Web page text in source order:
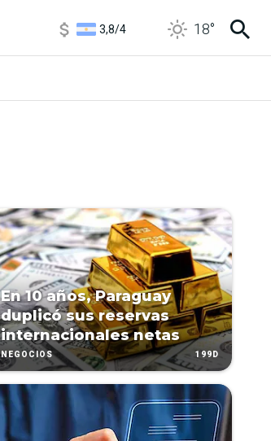
3,8/4
18°
En 10 años, Paraguay
duplicó sus reservas
internacionales netas
NEGOCIOS 199D